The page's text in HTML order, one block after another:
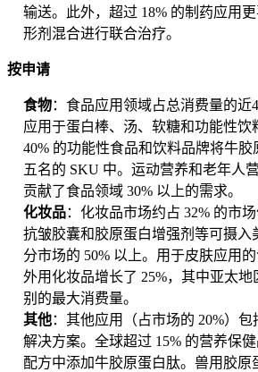
输送。此外，超过 18% 的制药应用
形剂混合进行联合治疗。
按申请
食物：食品应用领域占总消费量的近
应用于蛋白棒、汤、软糖和功能性饮
40% 的功能性食品和饮料品牌将牛
五名的 SKU 中。运动营养和老年人
贡献了食品领域 30% 以上的需求。
化妆品：化妆品市场约占 32% 的市
抗皱胶囊和胶原蛋白增强剂等可摄入
分市场的 50% 以上。用于皮肤应用
外用化妆品增长了 25%，其中亚太
别的最大消费量。
其他：其他应用（占市场的 20%）
解决方案。全球超过 15% 的营养保
配方中添加牛胶原蛋白肽。兽用胶原